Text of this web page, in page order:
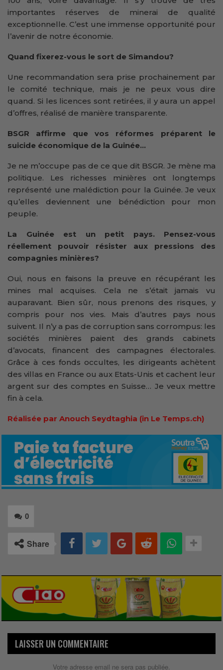
importantes réserves de minerai de qualité
exceptionnelle. C’est une immense opportunité pour
l’avenir de notre économie.
Quand fixerez-vous le sort de Simandou?
Une recommandation sera prise prochainement par
le comité technique, mais je ne peux vous dire
quand. Si les licences sont retirées, il y aura un appel
d’offres, réalisé de manière transparente.
BSGR affirme que vos réformes préparent le
suicide économique de la Guinée…
Je ne m’occupe pas de ce que dit BSGR. Je mène ma
politique. Les richesses minières ont longtemps
représenté une malédiction pour la Guinée. Je veux
qu’elles deviennent une bénédiction pour mon
peuple.
La Guinée est un petit pays. Pensez-vous
réellement pouvoir résister aux pressions des
compagnies minières?
Oui, nous en faisons la preuve en récupérant les
mines mal acquises. Cela ne s’était jamais vu
auparavant. Bien sûr, nous prenons des risques, y
compris pour nos vies. Mais d’autres pays nous
suivent. Il n’y a pas de corruption sans corrompus: les
sociétés minières paient des grands cabinets
d’avocats, financent des campagnes électorales.
Grâce à ces fonds occultes, les dirigeants achètent
des villas en France ou aux Etats-Unis et cachent leur
argent sur des comptes en Suisse… Je veux mettre
fin à cela.
Réalisée par Anouch Seydtaghia (in Le Temps.ch)
0
Share
LAISSER UN COMMENTAIRE
Votre adresse email ne sera pas publiée.